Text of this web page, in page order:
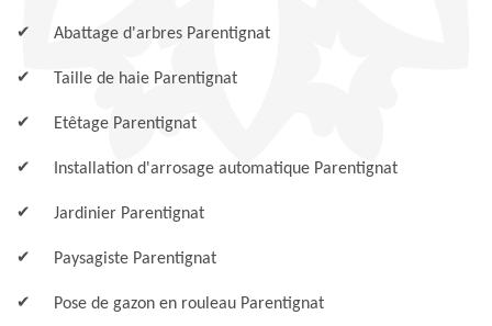
Abattage d'arbres Parentignat
Taille de haie Parentignat
Etêtage Parentignat
Installation d'arrosage automatique Parentignat
Jardinier Parentignat
Paysagiste Parentignat
Pose de gazon en rouleau Parentignat